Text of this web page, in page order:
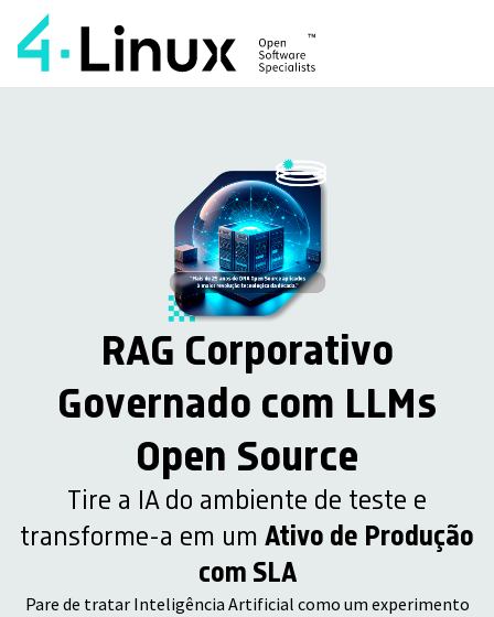
RAG Corporativo
Governado com LLMs
Open Source
Tire a IA do ambiente de teste e
transforme-a em um Ativo de Produção
com SLA
Pare de tratar Inteligência Artificial como um experimento